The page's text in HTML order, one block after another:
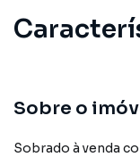
Sobre o
Sobrado à venda